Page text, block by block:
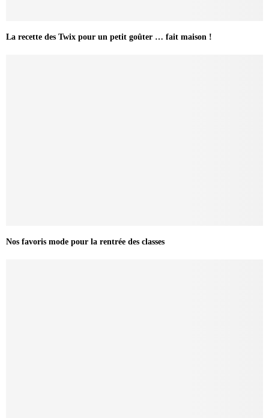
La recette des Twix pour un petit goûter … fait maison !
Nos favoris mode pour la rentrée des classes